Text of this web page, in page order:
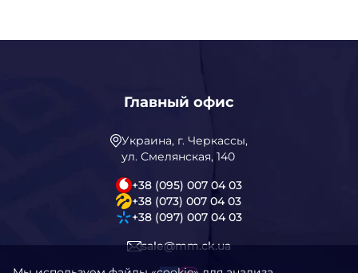
Главный офис
Украина, г. Черкассы,
ул. Смелянская, 140
+38 (095) 007 04 03
+38 (073) 007 04 03
+38 (097) 007 04 03
sale@mm.ck.ua